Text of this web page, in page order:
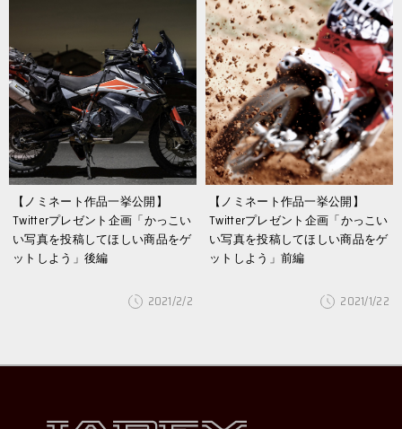
【ノミネート作品一挙公開】
Twitterプレゼント企画「かっこい
い写真を投稿してほしい商品をゲ
ットしよう」後編
2021/2/2
【ノミネート作品一挙公開】
Twitterプレゼント企画「かっこい
い写真を投稿してほしい商品をゲ
ットしよう」前編
2021/1/22